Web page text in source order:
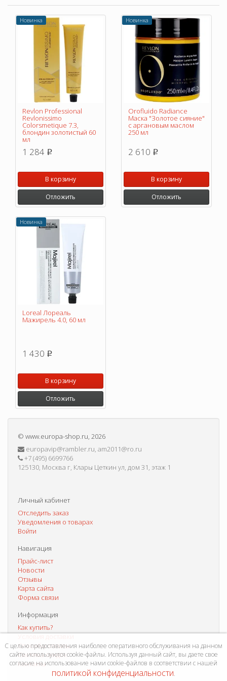
Новинка
Revlon Professional
Revlonissimo
Colorsmetique 7.3,
блондин золотистый 60
мл
1 284 p
В корзину
Отложить
Новинка
Orofluido Radiance
Маска "Золотое сияние"
с аргановым маслом
250 мл
2 610 p
В корзину
Отложить
Новинка
Loreal Лореаль
Мажирель 4.0, 60 мл
1 430 p
В корзину
Отложить
© www.europa-shop.ru, 2026
europavip@rambler.ru, am2011@ro.ru
+7 (495) 6699766
125130, Москва г, Клары Цеткин ул, дом 31, этаж 1
Личный кабинет
Отследить заказ
Уведомления о товарах
Войти
Навигация
Прайс-лист
Новости
Отзывы
Карта сайта
Форма связи
Информация
Как купить?
Условия доставки
Способы оплаты
Система скидок
Контакты
С целью предоставления наиболее оперативного обслуживания на данном
сайте используются cookie-файлы. Используя данный сайт, вы даете свое
согласие на использование нами cookie-файлов в соответствии с нашей
политикой конфиденциальности.